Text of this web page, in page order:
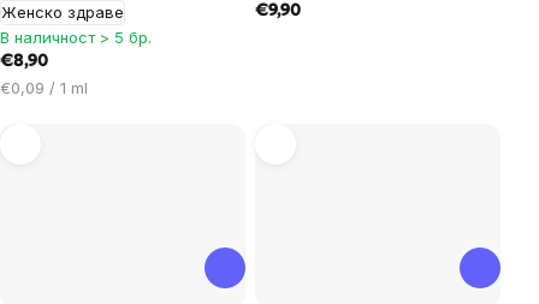
Женско здраве
В наличност > 5 бр.
€8,90
Цена
€0,09 / 1 ml
€9,90